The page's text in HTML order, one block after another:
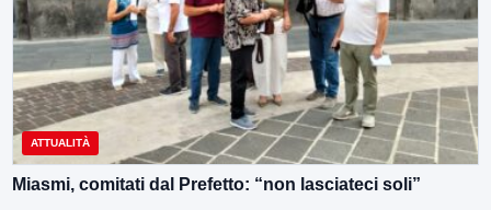
ATTUALITÀ
Miasmi, comitati dal Prefetto: “non lasciateci soli”